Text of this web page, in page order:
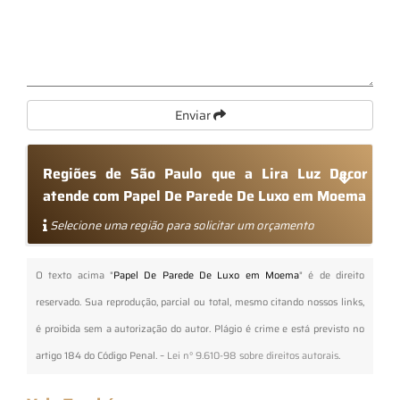
Enviar
Regiões de São Paulo que a Lira Luz Decor
atende com Papel De Parede De Luxo em Moema
Selecione uma região para solicitar um orçamento
O texto acima "Papel De Parede De Luxo em Moema" é de direito
reservado. Sua reprodução, parcial ou total, mesmo citando nossos links,
é proibida sem a autorização do autor. Plágio é crime e está previsto no
artigo 184 do Código Penal. – Lei n° 9.610-98 sobre direitos autorais.